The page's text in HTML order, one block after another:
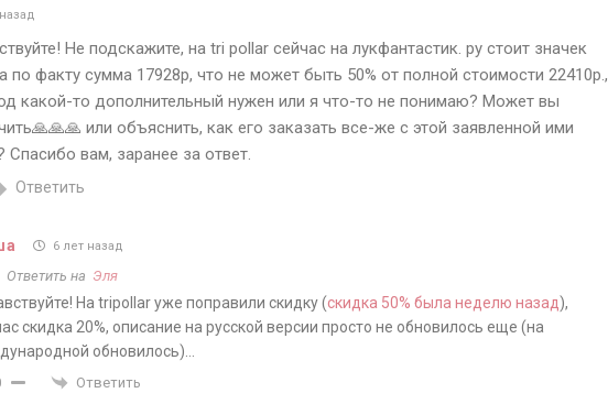
Не подскажите, на tri pollar сейчас на лукфантастик. ру стоит значек
по факту сумма 17928р, что не может быть 50% от полной стоимости 22410р.,
какой-то дополнительный нужен или я что-то не понимаю? Может вы
или объяснить, как его заказать все-же с этой заявленной ими
Спасибо вам, заранее за ответ.
Ответить
6 лет назад
Ответить на Эля
На tripollar уже поправили скидку (скидка 50% была неделю назад),
скидка 20%, описание на русской версии просто не обновилось еще (на
обновилось)…
Ответить